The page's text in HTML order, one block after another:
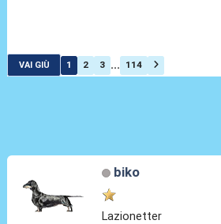
VAI GIÙ 1 2 3 ... 114
biko
Lazionetter